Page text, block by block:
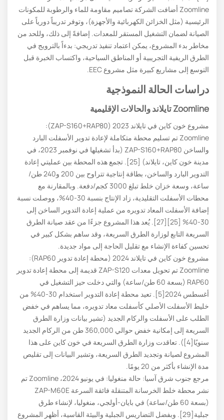
Zoomline أضافت الشركة تصاميم مقاومة للماء والرطوبة للمكونات
الرئيسية (مثل الخزائن الكهربائية والأجهزة)، وتوفر تدريباً دورياً على
الصيانة لضمان التشغيل المستقر للمعدات. إضافةً إلى ذلك، وللحد من
مخاطر بدء المشروع، يمكن اعتماد تنفيذ تدريجي: بدءاً بالترويج في
الطرق الريفية التجريبية أو المناطق السياحية، واكتساب الخبرة قبل
التوسع إلى مشاريع كبيرة مثل مشروع EEC.
دراسات الحالة النموذجية
Zoomline تايلاند والحالات الإقليمية
مشروع خون كاين في تايلاند 2023 (ZAP-S160+RAP80):
Zoomline تم تسليم محطة متكاملة لإعادة تدوير الأسفلت البارد
والساخن ZAP-S160+RAP80 (بدأ تشغيلها في نوفمبر 2023، في
مدينة خون كاين، تايلاند) [25]. تجمع هذه المحطة بين عمليتي إعادة
التدوير البارد والساخن، بطاقة إنتاجية تتراوح بين 200 و240 طن/
ساعة، وسعة خزان خلط تبلغ 3000 كجم/دفعة. وبالمقارنة مع
محطات الأسفلت التقليدية، زاد الإنتاج بنسبة 30-40%، ووصلت نسبة
إضافة الأسفلت المعاد تدويره من عملية إعادة التدوير الساخن إلى
30-40% [25][27]. يُعد هذا المشروع جزءًا من عقد صيانة الطرق
السريعة التابع لوزارة الطرق السريعة، وقد ساهم بشكل كبير في
تحسين كفاءة الإنشاء مع تقليل الحاجة إلى مواد جديدة.
مشروع خون كاين في تايلاند 2024 (محطة إعادة تدوير RAP60):
Zoomline تم تحويل معدات ZAP-S120 قديمة إلى محطة إعادة تدوير
RAP60 (بسعة 60 طن/ساعة) والتي دخلت حيز التشغيل في
أغسطس 2024[5]. تعيد محطة إعادة التدوير استخدام 30-40% من
خليط الأسفلت الأصلي كأسفلت معاد تدويره، مما يساهم في خفض
الطلب على الأسفلت والركام الجديد (تشير بيانات وزارة الطرق
السريعة إلى إمكانية خفض حوالي 360,000 طن من الركام الجديد
سنويًا[4]). تعاقدت وزارة الطرق السريعة في خون كاين على هذا
المشروع لصيانة وتجديد الطرق السريعة، وتشير البيانات إلى تقليص
مدة الإنشاء بأكثر من 20 يومًا.
مرجع جنوب شرق آسيا: حالة منغوليا: في يونيو 2024، Zoomline تم
نشر محطة خلط الخرسانة المتنقلة فائقة السرعة ZAP-M60E
(بسعة 60 طن/ساعة) في بايان-أولجي، منغوليا، لإنشاء طرق
جبلية[29]. وبفضل التضاريس الجبلية والبيئة القاسية، أظهر المشروع